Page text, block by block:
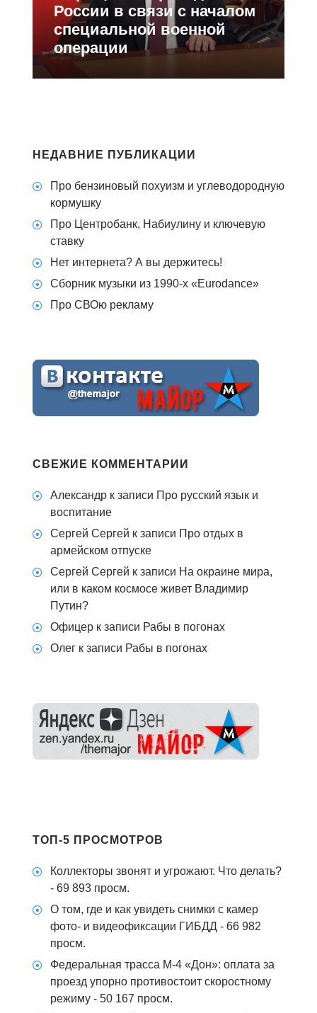
России в связи с началом
специальной военной
операции
НЕДАВНИЕ ПУБЛИКАЦИИ
Про бензиновый похуизм и углеводородную
кормушку
Про Центробанк, Набиулину и ключевую
ставку
Нет интернета? А вы держитесь!
Сборник музыки из 1990-х «Eurodance»
Про СВОю рекламу
СВЕЖИЕ КОММЕНТАРИИ
Александр к записи Про русский язык и
воспитание
Сергей Сергей к записи Про отдых в
армейском отпуске
Сергей Сергей к записи На окраине мира,
или в каком космосе живет Владимир
Путин?
Офицер к записи Рабы в погонах
Олег к записи Рабы в погонах
ТОП-5 ПРОСМОТРОВ
Коллекторы звонят и угрожают. Что делать?
- 69 893 просм.
О том, где и как увидеть снимки с камер
фото- и видеофиксации ГИБДД - 66 982
просм.
Федеральная трасса М-4 «Дон»: оплата за
проезд упорно противостоит скоростному
режиму - 50 167 просм.